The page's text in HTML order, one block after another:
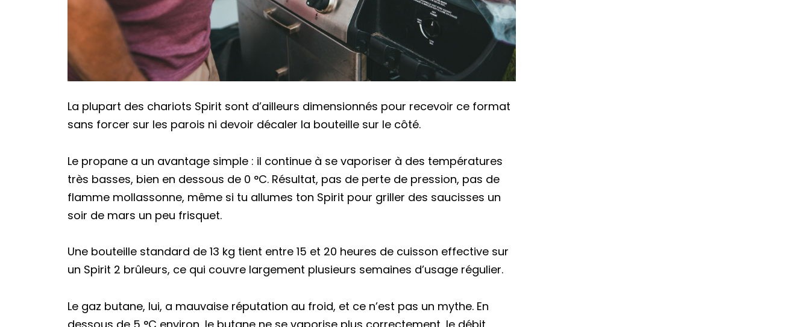
La plupart des chariots Spirit sont d’ailleurs dimensionnés pour recevoir ce format
sans forcer sur les parois ni devoir décaler la bouteille sur le côté.
Le propane a un avantage simple : il continue à se vaporiser à des températures
très basses, bien en dessous de 0 °C. Résultat, pas de perte de pression, pas de
flamme mollassonne, même si tu allumes ton Spirit pour griller des saucisses un
soir de mars un peu frisquet.
Une bouteille standard de 13 kg tient entre 15 et 20 heures de cuisson effective sur
un Spirit 2 brûleurs, ce qui couvre largement plusieurs semaines d’usage régulier.
Le gaz butane, lui, a mauvaise réputation au froid, et ce n’est pas un mythe. En